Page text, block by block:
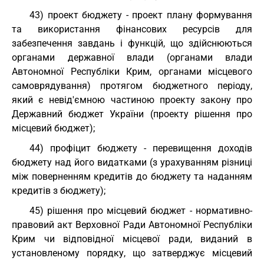
43) проект бюджету - проект плану формування
та використання фінансових ресурсів для
забезпечення завдань і функцій, що здійснюються
органами державної влади (органами влади
Автономної Республіки Крим, органами місцевого
самоврядування) протягом бюджетного періоду,
який є невід'ємною частиною проекту закону про
Державний бюджет України (проекту рішення про
місцевий бюджет);
44) профіцит бюджету - перевищення доходів
бюджету над його видатками (з урахуванням різниці
між поверненням кредитів до бюджету та наданням
кредитів з бюджету);
45) рішення про місцевий бюджет - нормативно-
правовий акт Верховної Ради Автономної Республіки
Крим чи відповідної місцевої ради, виданий в
установленому порядку, що затверджує місцевий